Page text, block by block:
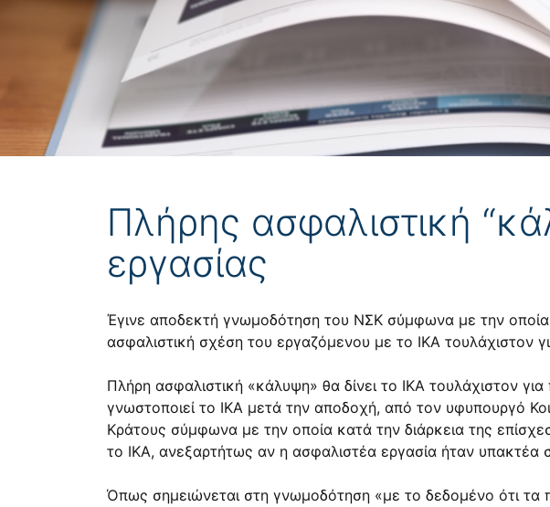
Πλήρης ασφαλιστική
εργασίας
Έγινε αποδεκτή γνωμοδότηση του ΝΣΚ σύμφωνα με την οποία
ασφαλιστική σχέση του εργαζόμενου με το ΙΚΑ τουλάχιστον
Πλήρη ασφαλιστική «κάλυψη» θα δίνει το ΙΚΑ τουλάχιστον
γνωστοποιεί το ΙΚΑ μετά την αποδοχή, από τον υφυπουργό
Κράτους σύμφωνα με την οποία κατά την διάρκεια της
το ΙΚΑ, ανεξαρτήτως αν η ασφαλιστέα εργασία ήταν υπακτέα
Όπως σημειώνεται στη γνωμοδότηση «με το δεδομένο ότι τα